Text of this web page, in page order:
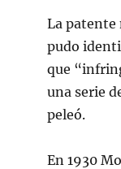
La patente
pudo
que
una serie
peleó.
En 1930